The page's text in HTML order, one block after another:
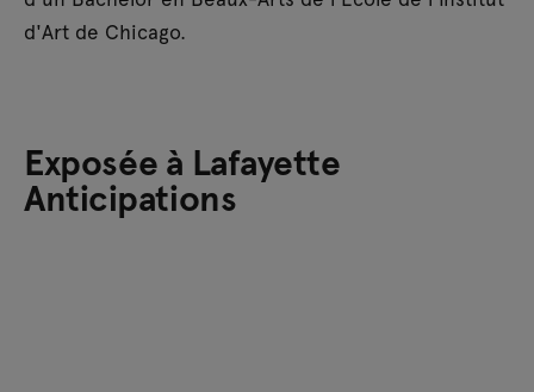
d'Art de Chicago.
Exposée à Lafayette
Anticipations